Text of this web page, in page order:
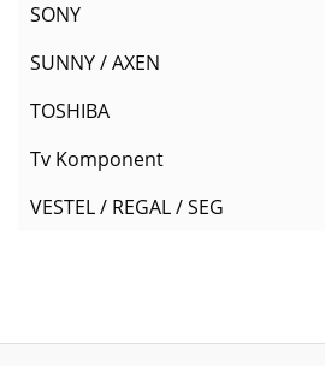
SONY
SUNNY / AXEN
TOSHIBA
Tv Komponent
VESTEL / REGAL / SEG